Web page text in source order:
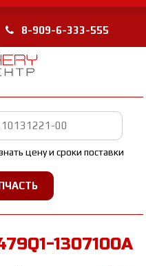
8-909-6-333-555
цену и сроки поставки
1307100A